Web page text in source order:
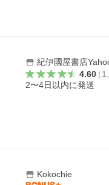
紀伊國屋書店
4.60（
2〜4日以内に発送
Kokochie